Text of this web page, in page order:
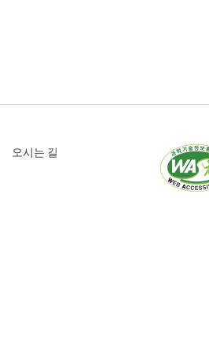
오시는 길